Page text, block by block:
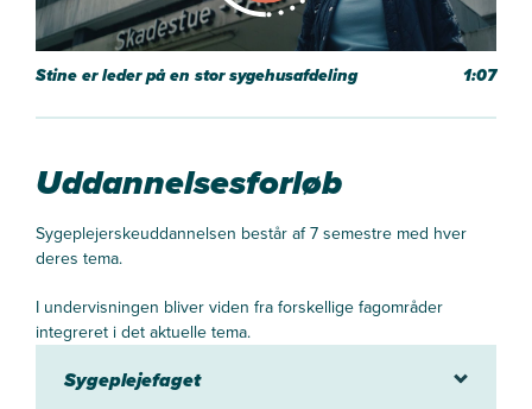
Stine er leder på en stor sygehusafdeling 1:07
Uddannelsesforløb
Sygeplejerskeuddannelsen består af 7 semestre med hver
deres tema.
I undervisningen bliver viden fra forskellige fagområder
integreret i det aktuelle tema.
Sygeplejefaget